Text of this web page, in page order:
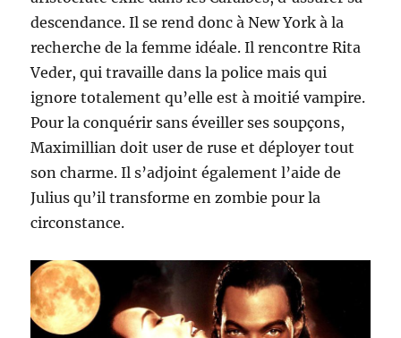
descendance. Il se rend donc à New York à la
recherche de la femme idéale. Il rencontre Rita
Veder, qui travaille dans la police mais qui
ignore totalement qu’elle est à moitié vampire.
Pour la conquérir sans éveiller ses soupçons,
Maximillian doit user de ruse et déployer tout
son charme. Il s’adjoint également l’aide de
Julius qu’il transforme en zombie pour la
circonstance.